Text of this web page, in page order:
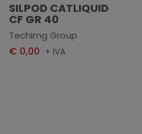
SILPOD CATLIQUID
CF GR 40
Techimg Group
€ 0,00 + IVA